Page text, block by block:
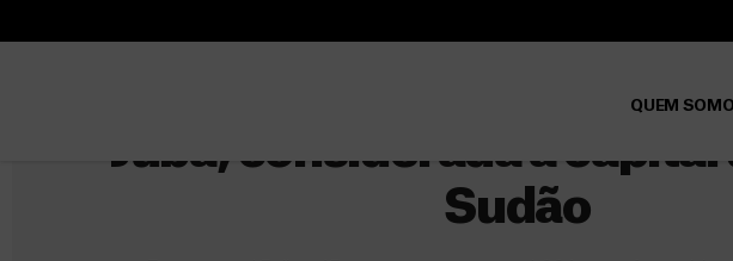
QUEM
c
MSF combate grave surto
Juba, considerada a capital
Sudão
a